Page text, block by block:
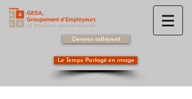
Devenir adhérent
Le Temps Partagé en image